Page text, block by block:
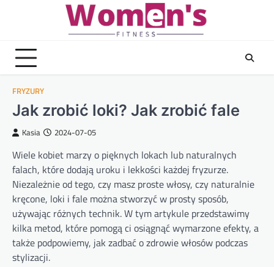
FRYZURY
Jak zrobić loki? Jak zrobić fale
Kasia 2024-07-05
Wiele kobiet marzy o pięknych lokach lub naturalnych
falach, które dodają uroku i lekkości każdej fryzurze.
Niezależnie od tego, czy masz proste włosy, czy naturalnie
kręcone, loki i fale można stworzyć w prosty sposób,
używając różnych technik. W tym artykule przedstawimy
kilka metod, które pomogą ci osiągnąć wymarzone efekty, a
także podpowiemy, jak zadbać o zdrowie włosów podczas
stylizacji.